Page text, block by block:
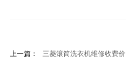
上一篇： 三菱滚筒洗衣机维修收费